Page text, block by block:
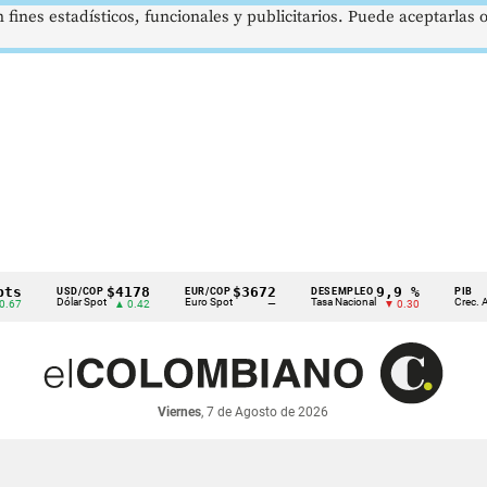
USD/COP
Dólar Spot
$4178
▲ 0.42
EUR/COP
Euro Spot
$3672 DESEMPLEO
Tasa Nacional
9,9 %
▼ 0.30 Crec. Anual
Viernes, 7 de Agosto de 2026
estadísticos, funcionales y publicitarios. Puede aceptarlas